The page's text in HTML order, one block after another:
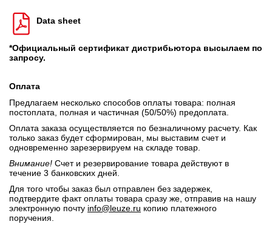
Data sheet
*Официальный сертификат дистрибьютора высылаем по
запросу.
Оплата
Предлагаем несколько способов оплаты товара: полная
постоплата, полная и частичная (50/50%) предоплата.
Оплата заказа осуществляется по безналичному расчету. Как
только заказ будет сформирован, мы выставим счет и
одновременно зарезервируем на складе товар.
Внимание! Счет и резервирование товара действуют в
течение 3 банковских дней.
Для того чтобы заказ был отправлен без задержек,
подтвердите факт оплаты товара сразу же, отправив на нашу
электронную почту info@leuze.ru копию платежного
поручения.